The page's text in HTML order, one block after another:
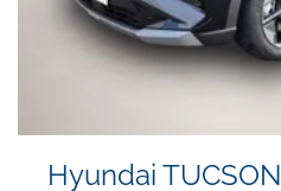
Hyundai TUCSON